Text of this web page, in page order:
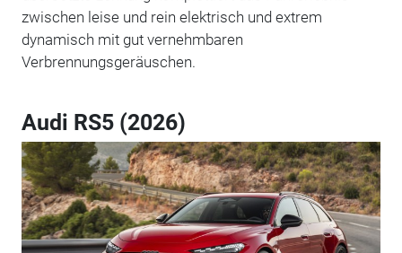
zwischen leise und rein elektrisch und extrem
dynamisch mit gut vernehmbaren
Verbrennungsgeräuschen.
Audi RS5 (2026)